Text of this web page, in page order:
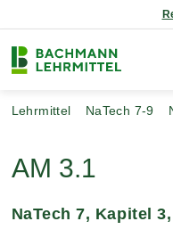
Lehrmittel NaTech 7-9
AM 3.1
NaTech 7, Kapitel